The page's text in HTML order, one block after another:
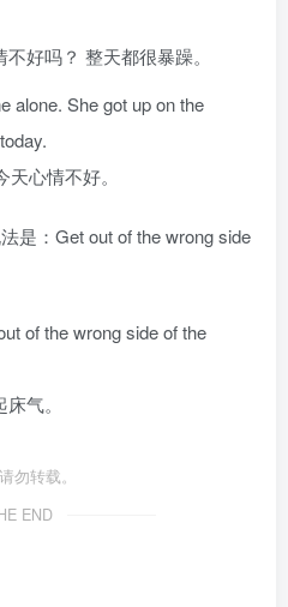
好吗？ 整天都很暴躁。
alone. She got up on the
心情不好。
是：Get out of the wrong side
of the wrong side of the
气。
勿转载。
END